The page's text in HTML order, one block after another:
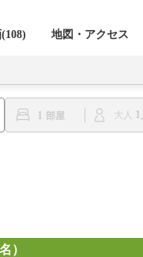
地図・アクセス
1 大人 1
）